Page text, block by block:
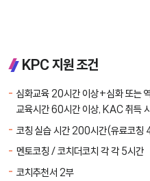
KPC 지원 조건
심화교육 20시간 이상+심화 또는
교육시간 60시간 이상, KAC 취득
코칭 실습 시간 200시간(유료코칭
멘토코칭 / 코치더코치 각 각 5시간
코치추천서 2부